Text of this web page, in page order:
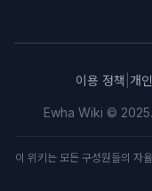
이용 정책 개
Ewha Wiki © 2025.
이 위키는 모든 구성원들의 자